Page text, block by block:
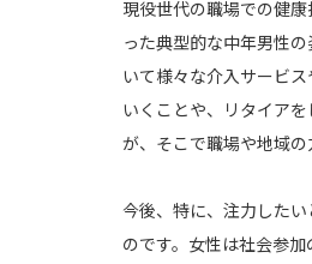
現役世代の職場での健
った典型的な中年男性
いて様々な介入サービ
いくことや、リタイア
が、そこで職場や地域の
今後、特に、注力した
のです。女性は社会参